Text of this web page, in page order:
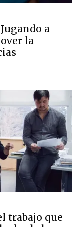
a
la
trabajo que